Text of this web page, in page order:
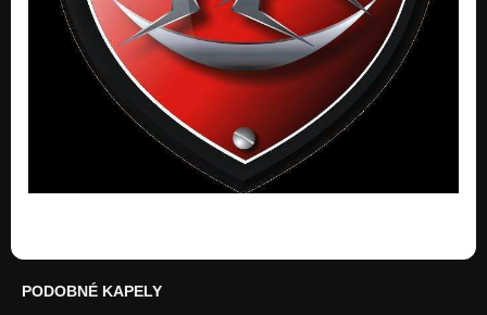
Ideální dovolená
Rány bolavý
PODOBNÉ KAPELY